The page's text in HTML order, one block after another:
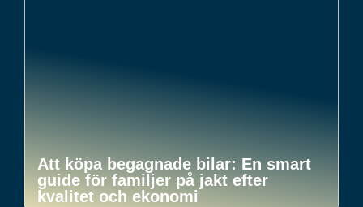
Att köpa begagnade bilar: En smart
guide för familjer på jakt efter
kvalitet och ekonomi